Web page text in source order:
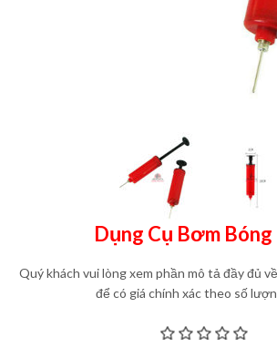
Dụng Cụ Bơm
Quý khách vui lòng xem phần mô tả đầy đủ
để có giá chính xác theo số